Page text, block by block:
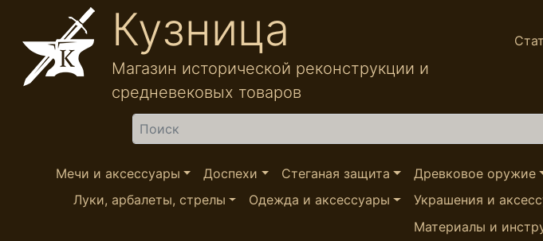
Перейти к основному содержанию
Кузница
Магазин исторической реконструкции и
средневековых товаров
Найти
Мечи и аксессуары Доспехи Стеганая защита Древковое оружие
Луки, арбалеты, стрелы
Одежда и аксессуары Украшения и
Материалы и